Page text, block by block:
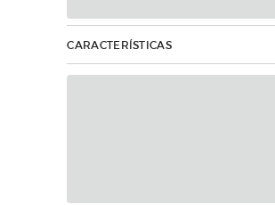
CARACTERÍSTICAS